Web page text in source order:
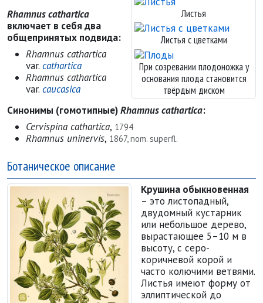
Листья
Листья с цветками
При созревании плодоножка у
основания плода становится
твёрдым диском
Rhamnus cathartica
включает в себя два
общепринятых подвида:
Rhamnus cathartica
var. cathartica
Rhamnus cathartica
var. caucasica
Синонимы (гомотипные)Rhamnus cathartica:
Cervispina cathartica, 1794
Rhamnus uninervis, 1867, nom. superfl.
Ботаническое описание
Крушина обыкновенная
– это листопадный,
двудомный кустарник
или небольшое дерево,
вырастающее 5–10 м в
высоту, с серо-
коричневой корой и
часто колючими ветвями.
Листья имеют форму от
эллиптической до